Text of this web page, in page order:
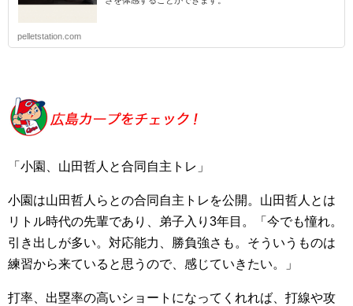
pelletstation.com
「小園、山田哲人と合同自主トレ」
小園は山田哲人らとの合同自主トレを公開。山田哲人とは
リトル時代の先輩であり、弟子入り3年目。「今でも憧れ。
引き出しが多い。対応能力、勝負強さも。そういうものは
練習から来ていると思うので、感じていきたい。」
打率、出塁率の高いショートになってくれれば、打線や攻